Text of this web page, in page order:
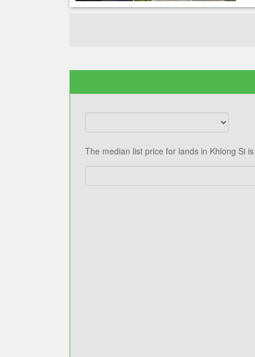
฿ 5,687,768
The median list price for lands in Khlong Si